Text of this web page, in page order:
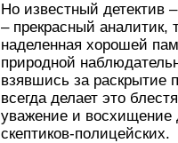
Но известный детектив
– прекрасный аналитик,
наделенная хорошей
природной
взявшись за раскрытие
всегда делает это
уважение и восхищение
скептиков-полицейских.